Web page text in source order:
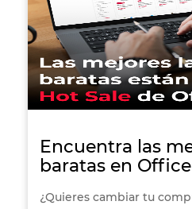
Encuentra las
baratas en
¿Quieres cambiar tu